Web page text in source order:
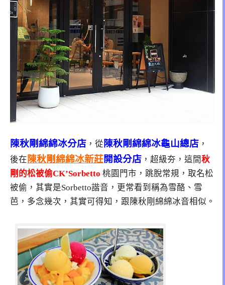
陳秋剛綿綿冰分店 ，從 陳秋剛綿綿冰龜山總店 ，
後在 陳秋剛綿綿冰新莊開設分店 ，超級夯，這間秋
剛的松被偷CK’Sorbetto 桃園門市，跳脫常規，取名松
被偷，其實是Sorbetto諧音，更常看到稱為雪酪、雪
芭，多念幾次，其實可得知，跟陳秋剛綿綿冰音相似。